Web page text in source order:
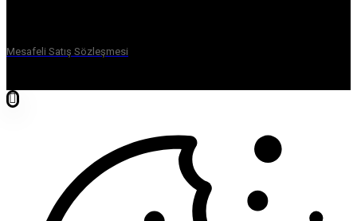
Mesafeli Satış Sözleşmesi